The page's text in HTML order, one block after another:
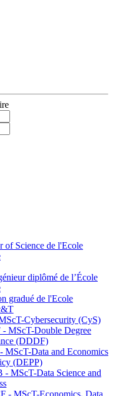
of Science de l'Ecole
diplômé de l’École
gradué de l'Ecole
Cybersecurity (CyS)
MScT-Double Degree
(DDDF)
MScT-Data and Economics
(DEPP)
MScT-Data Science and
- MScT-Economics, Data